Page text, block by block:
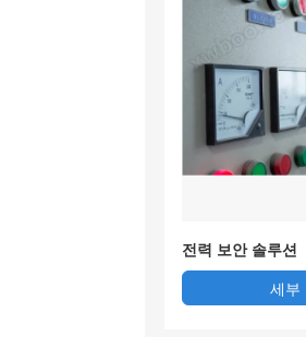
전력 보안 솔루션
세부